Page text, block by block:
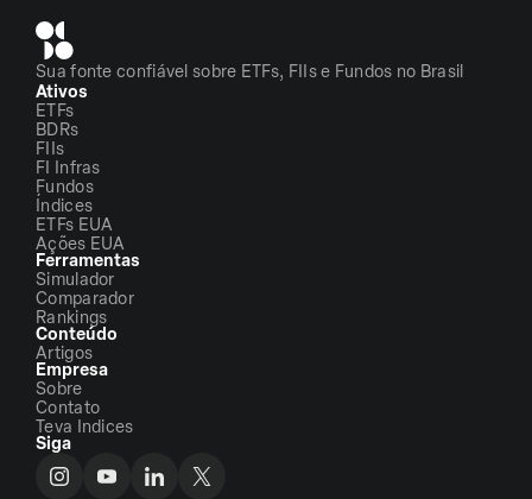
Sua fonte confiável sobre ETFs, FIIs e Fundos no Brasil
Ativos
ETFs
BDRs
FIIs
FI Infras
Fundos
Índices
ETFs EUA
Ações EUA
Ferramentas
Simulador
Comparador
Rankings
Conteúdo
Artigos
Empresa
Sobre
Contato
Teva Indices
Siga